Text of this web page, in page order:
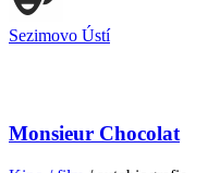
Sezimovo Ústí
Monsieur Chocolat